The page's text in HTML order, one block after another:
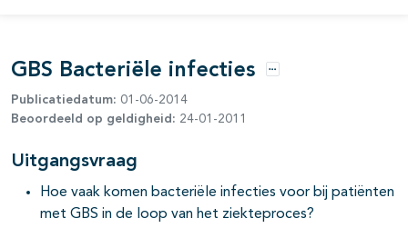
GBS Bacteriële infecties Opties
Publicatiedatum: 01-06-2014
Beoordeeld op geldigheid: 24-01-2011
Uitgangsvraag
Hoe vaak komen bacteriële infecties voor bij patiënten
met GBS in de loop van het ziekteproces?